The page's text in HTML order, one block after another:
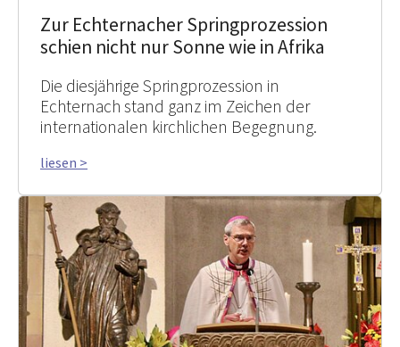
Zur Echternacher Springprozession
schien nicht nur Sonne wie in Afrika
Die diesjährige Springprozession in
Echternach stand ganz im Zeichen der
internationalen kirchlichen Begegnung.
liesen >